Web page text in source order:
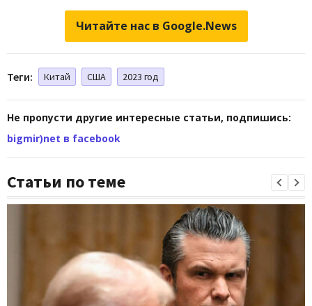
Читайте нас в Google.News
Теги: Китай США 2023 год
Не пропусти другие интересные статьи, подпишись:
bigmir)net в facebook
Статьи по теме